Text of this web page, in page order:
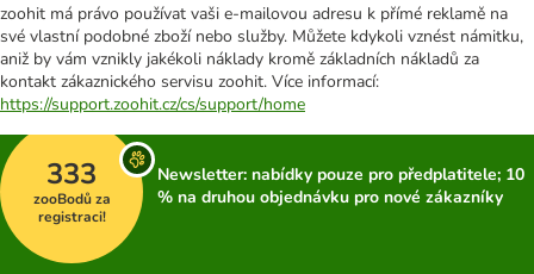
zoohit má právo používat vaši e-mailovou adresu k přímé reklamě na
své vlastní podobné zboží nebo služby. Můžete kdykoli vznést námitku,
aniž by vám vznikly jakékoli náklady kromě základních nákladů za
kontakt zákaznického servisu zoohit. Více informací:
https://support.zoohit.cz/cs/support/home
333
zooBodů za
registraci!
Newsletter: nabídky pouze pro předplatitele; 10
% na druhou objednávku pro nové zákazníky